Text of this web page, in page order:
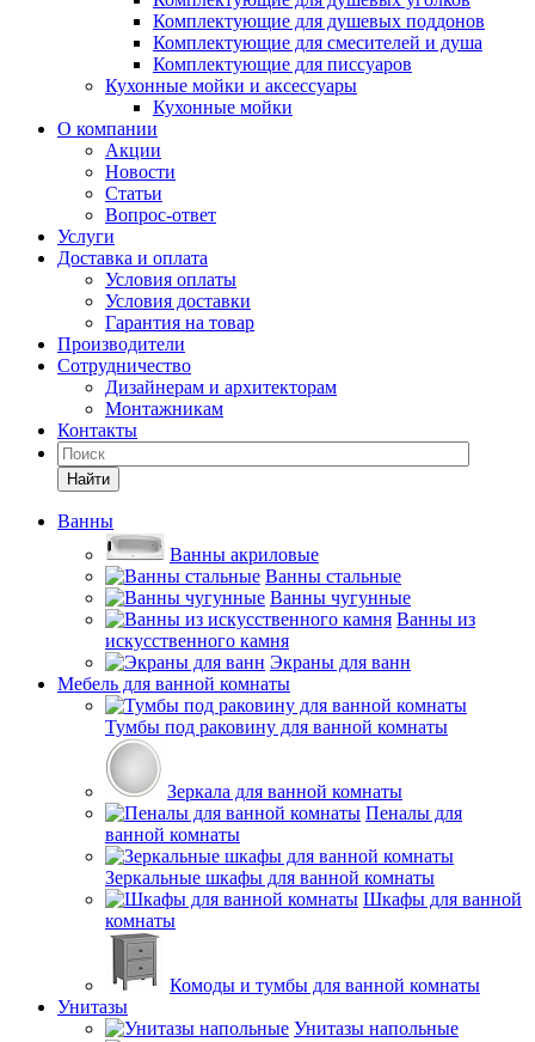
Комплектующие для душевых поддонов
Комплектующие для смесителей и душа
Комплектующие для писсуаров
Кухонные мойки и аксессуары
Кухонные мойки
О компании
Акции
Новости
Статьи
Вопрос-ответ
Услуги
Доставка и оплата
Условия оплаты
Условия доставки
Гарантия на товар
Производители
Сотрудничество
Дизайнерам и архитекторам
Монтажникам
Контакты
Найти
Ванны
Ванны акриловые
Ванны стальные
Ванны чугунные
Ванны из
искусственного камня
Экраны для ванн
Мебель для ванной комнаты
Тумбы под раковину для ванной комнаты
Зеркала для ванной комнаты
Пеналы для
ванной комнаты
Зеркальные шкафы для ванной комнаты
Шкафы для ванной
комнаты
Комоды и тумбы для ванной комнаты
Унитазы
Унитазы напольные